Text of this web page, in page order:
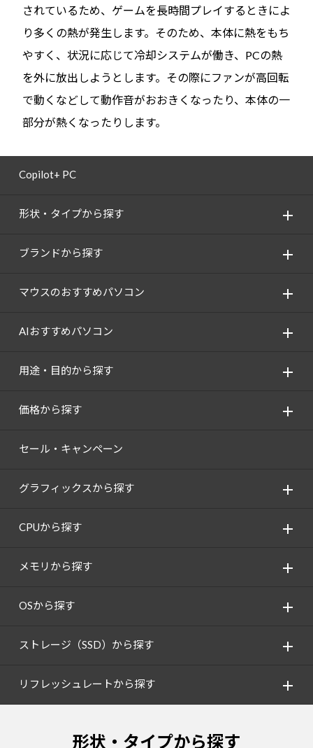
されているため、ゲームを長時間プレイするときによ
り多くの熱が発生します。そのため、本体に熱をもち
やすく、状況に応じて冷却システムが働き、PCの熱
を外に放出しようとします。その際にファンが高回転
で動くなどして動作音がおおきくなったり、本体の一
部分が熱くなったりします。
Copilot+ PC
形状・タイプから探す
ブランドから探す
マウスのおすすめパソコン
AIおすすめパソコン
用途・目的から探す
価格から探す
セール・キャンペーン
グラフィックスから探す
CPUから探す
メモリから探す
OSから探す
ストレージ（SSD）から探す
リフレッシュレートから探す
形状・タイプから探す